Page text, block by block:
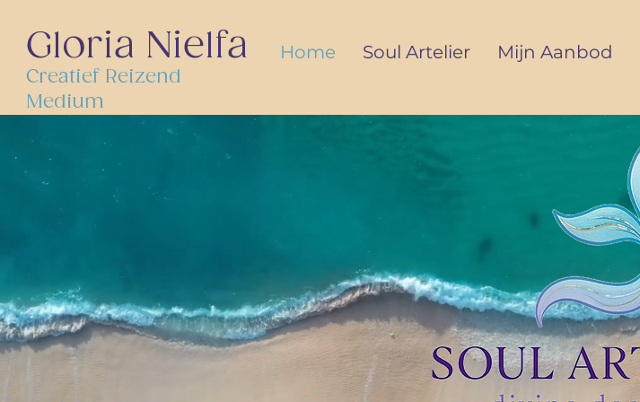
Gloria Nielfa
Creatief Reizend
Medium
Home Soul Artelier Mijn Aanbod